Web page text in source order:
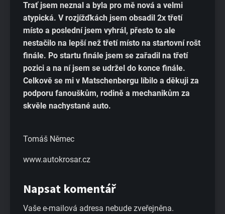
Trať jsem neznal a byla pro mě nová a velmi
atypická. V rozjížďkách jsem obsadil 2x třetí
místo a poslední jsem vyhrál, přesto to ale
nestačilo na lepší než třetí místo na startovní rošt
finále. Po startu finále jsem se zařadil na třetí
pozici a na ní jsem se udržel do konce finále.
Celkově se mi v Matschenbergu líbilo a děkuji za
podporu fanouškům, rodině a mechanikům za
skvěle nachystané auto.
Tomáš Němec
www.autokrosar.cz
Napsat komentář
Vaše e-mailová adresa nebude zveřejněna.